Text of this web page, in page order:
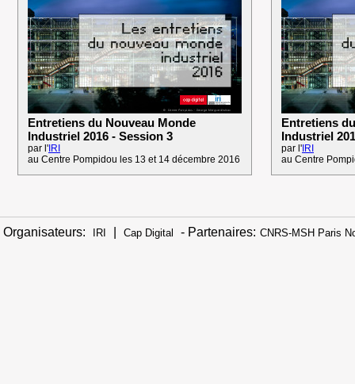
Entretiens du Nouveau Monde
Industriel 2016 - Session 3
par l' IRI
au Centre Pompidou les 13 et 14 décembre 2016
Entretiens
Industriel
par l' IRI
au Centre
Organisateurs: IRI Cap Digital - Partenaires: CNRS-MSH Paris